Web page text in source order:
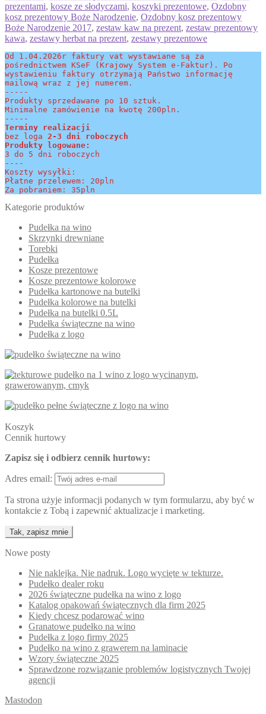
prezentami, kosze ze słodyczami, koszyki prezentowe, Ozdobny
kosz prezentowy Boże Narodzenie, Ozdobny kosz prezentowy
Boże Narodzenie 2017, zestaw kaw na prezent, zestaw prezentowy
kawa, zestawy herbat na prezent, zestawy prezentowe
Od 1.04.2026r faktury vat wystawiane są za
pośrednictwem KSeF (Krajowy System e-Faktur). Po
wystawieniu faktury otrzymają Państwo informację
mailową wraz z jej numerem.
-----
Produkty sprzedawane po 10 sztuk.
Minimalne zamówienie na kwotę 200pln.
-----
Terminy realizacji
bez loga 2-3 dni roboczych
Produkty logowane:
3 do 5 dni roboczych
----
Koszty wysyłki:
Płatne przelewem: 20pln
Za pobraniem: 35pln
Kategorie produktów
Pudełka na wino
Skrzynki drewniane
Torebki
Pudełka
Kosze prezentowe
Kosze prezentowe kolorowe
Pudełka kartonowe na butelki
Pudełka kolorowe na butelki
Pudełka na butelki 0.5L
Pudełka świąteczne na wino
Pudełka z logo
Koszyk
Cennik hurtowy
Zapisz się i odbierz cennik hurtowy:
Adres email:
Ta strona użyje informacji podanych w tym formularzu, aby być w
kontakcie z Tobą i zapewnić aktualizacje i marketing.
Nowe posty
Nie naklejka. Nie nadruk. Logo wycięte w tekturze.
Pudełko dealer roku
2026 świąteczne pudełka na wino z logo
Katalog opakowań świątecznych dla firm 2025
Kiedy chcesz podarować wino
Granatowe pudełko na wino
Pudełka z logo firmy 2025
Pudełko na wino z grawerem na laminacie
Wzory świąteczne 2025
Sprawdzone rozwiązanie problemów logistycznych Twojej
agencji
Mastodon